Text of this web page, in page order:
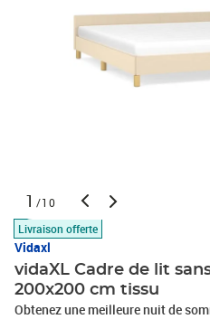
1 /10
Livraison offerte
Vidaxl
vidaXL Cadre de lit
200x200 cm tissu
Obtenez une meilleure nuit de